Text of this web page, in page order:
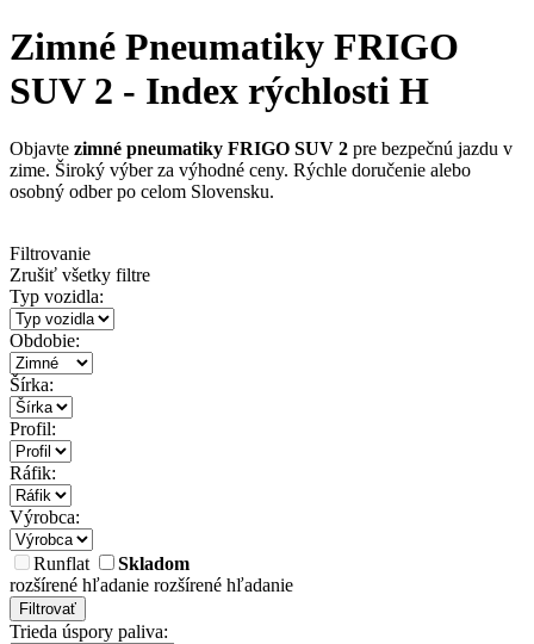
Zimné Pneumatiky FRIGO
SUV 2 - Index rýchlosti H
Objavte zimné pneumatiky FRIGO SUV 2 pre bezpečnú jazdu v
zime. Široký výber za výhodné ceny. Rýchle doručenie alebo
osobný odber po celom Slovensku.
Filtrovanie
Zrušiť všetky filtre
Typ vozidla:
Obdobie:
Šírka:
Profil:
Ráfik:
Výrobca:
Runflat
Skladom
rozšírené hľadanie rozšírené hľadanie
Filtrovať
Trieda úspory paliva: